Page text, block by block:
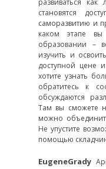
становятся
саморазвитию и
каком этапе
образовании –
изучить и
доступной цене
хотите узнать
обратитесь к
обсуждаются
Там вы сможете
можно
Не упустите
помощью
EugeneGrady